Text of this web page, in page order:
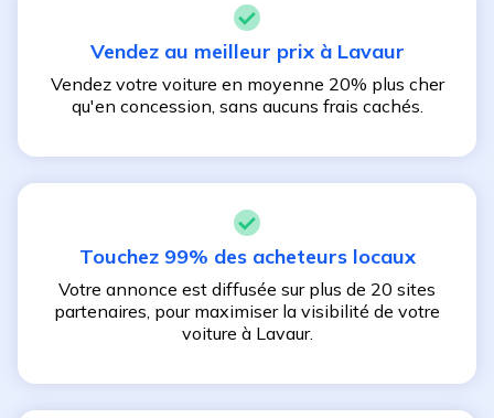
Vendez au meilleur prix à Lavaur
Vendez votre voiture en moyenne 20% plus cher
qu'en concession, sans aucuns frais cachés.
Touchez 99% des acheteurs locaux
Votre annonce est diffusée sur plus de 20 sites
partenaires, pour maximiser la visibilité de votre
voiture à Lavaur.